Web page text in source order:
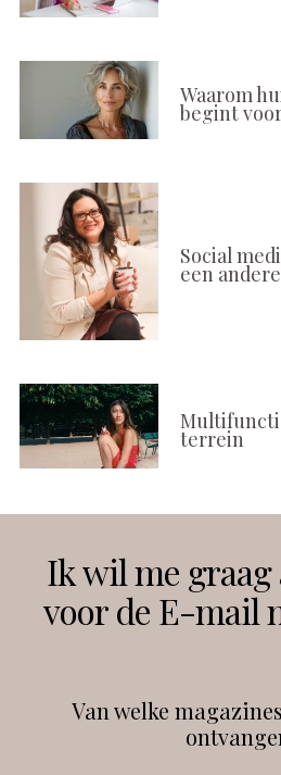
Waarom
begint
Social
een
terrein
Instagram
Ik wil me graag
voor de E-mail
Van welke